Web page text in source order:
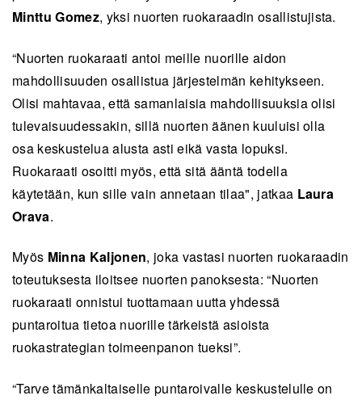
Minttu Gomez, yksi nuorten ruokaraadin osallistujista.
“Nuorten ruokaraati antoi meille nuorille aidon
mahdollisuuden osallistua järjestelmän kehitykseen.
Olisi mahtavaa, että samanlaisia mahdollisuuksia olisi
tulevaisuudessakin, sillä nuorten äänen kuuluisi olla
osa keskustelua alusta asti eikä vasta lopuksi.
Ruokaraati osoitti myös, että sitä ääntä todella
käytetään, kun sille vain annetaan tilaa", jatkaa Laura
Orava.
Myös Minna Kaljonen, joka vastasi nuorten ruokaraadin
toteutuksesta iloitsee nuorten panoksesta: “Nuorten
ruokaraati onnistui tuottamaan uutta yhdessä
puntaroitua tietoa nuorille tärkeistä asioista
ruokastrategian toimeenpanon tueksi”.
“Tarve tämänkaltaiselle puntaroivalle keskustelulle on